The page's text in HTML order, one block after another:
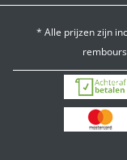
* Alle prijzen zijn